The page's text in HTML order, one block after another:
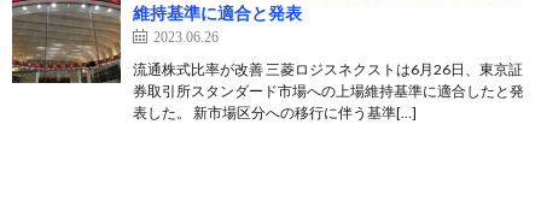
維持基準に適合と発表
2023.06.26
流通株式比率が改善 三菱ロジスネクストは6月26日、東京証
券取引所スタンダード市場への上場維持基準に適合したと発
表した。 新市場区分への移行に伴う基準[…]